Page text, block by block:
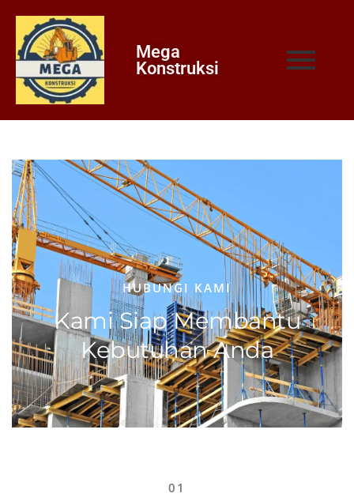
Mega
Konstruksi
HUBUNGI KAMI
Kami Siap Membantu
Kebutuhan Anda
01